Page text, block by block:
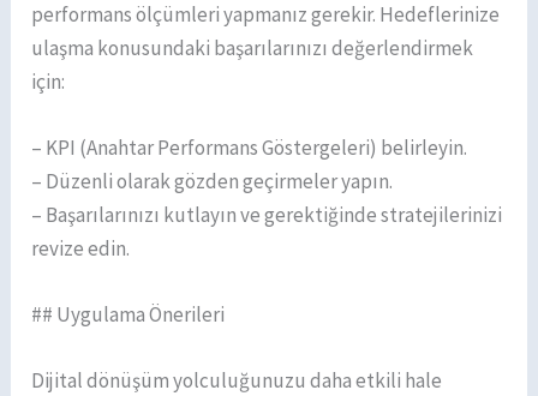
performans ölçümleri yapmanız gerekir. Hedeflerinize
ulaşma konusundaki başarılarınızı değerlendirmek
için:
– KPI (Anahtar Performans Göstergeleri) belirleyin.
– Düzenli olarak gözden geçirmeler yapın.
– Başarılarınızı kutlayın ve gerektiğinde stratejilerinizi
revize edin.
## Uygulama Önerileri
Dijital dönüşüm yolculuğunuzu daha etkili hale